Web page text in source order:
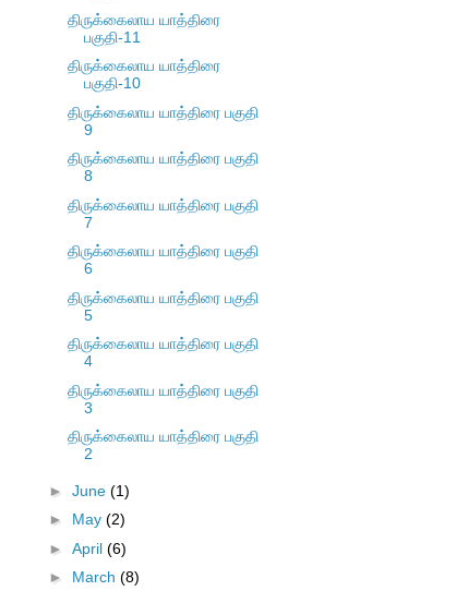
திருக்கைலாய யாத்திரை
பகுதி-11
திருக்கைலாய யாத்திரை
பகுதி-10
திருக்கைலாய யாத்திரை பகுதி
9
திருக்கைலாய யாத்திரை பகுதி
8
திருக்கைலாய யாத்திரை பகுதி
7
திருக்கைலாய யாத்திரை பகுதி
6
திருக்கைலாய யாத்திரை பகுதி
5
திருக்கைலாய யாத்திரை பகுதி
4
திருக்கைலாய யாத்திரை பகுதி
3
திருக்கைலாய யாத்திரை பகுதி
2
► June (1)
► May (2)
► April (6)
► March (8)